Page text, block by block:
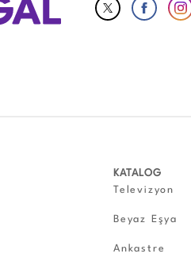
KATALOG
Televizyon
Beyaz Eşya
Ankastre